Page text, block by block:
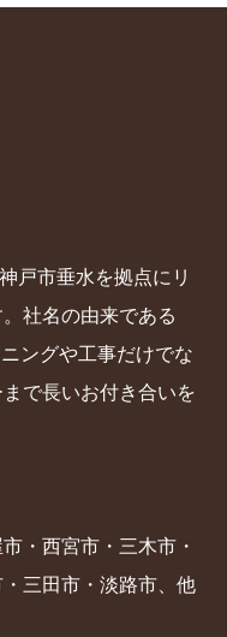
戸市垂水を拠点にリ
社名の由来である
ングや工事だけでな
で長いお付き合いを
・西宮市・三木市・
三田市・淡路市、他